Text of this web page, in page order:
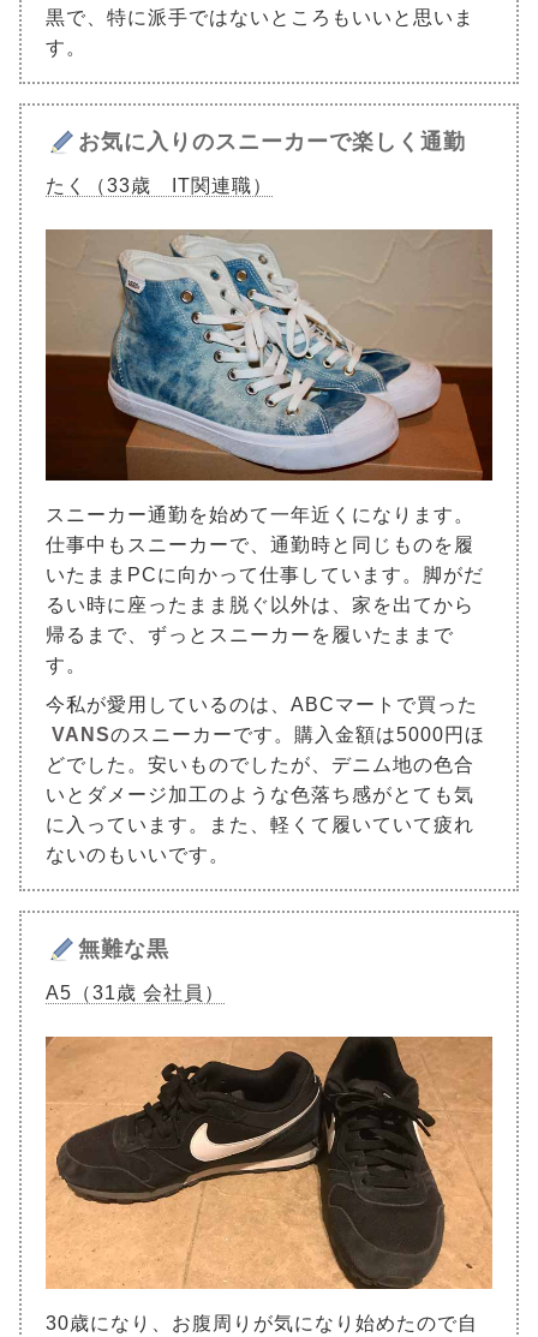
黒で、特に派手ではないところもいいと思いま
す。
お気に入りのスニーカーで楽しく通勤
たく（33歳 IT関連職）
スニーカー通勤を始めて一年近くになります。
仕事中もスニーカーで、通勤時と同じものを履
いたままPCに向かって仕事しています。脚がだ
るい時に座ったまま脱ぐ以外は、家を出てから
帰るまで、ずっとスニーカーを履いたままで
す。
今私が愛用しているのは、ABCマートで買った
VANSのスニーカーです。購入金額は5000円ほ
どでした。安いものでしたが、デニム地の色合
いとダメージ加工のような色落ち感がとても気
に入っています。また、軽くて履いていて疲れ
ないのもいいです。
無難な黒
A5（31歳 会社員）
30歳になり、お腹周りが気になり始めたので自